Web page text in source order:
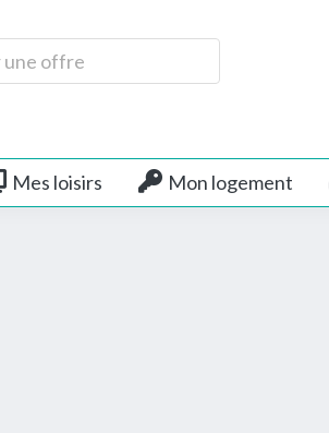
Mes loisirs Mon logement